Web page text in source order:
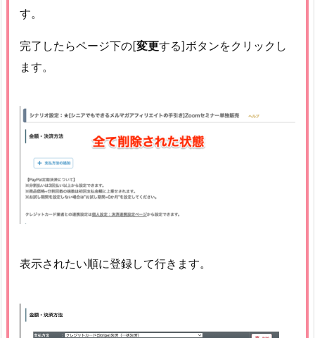
す。
完了したらページ下の[変更する]ボタンをクリックし
ます。
表示されたい順に登録して行きます。